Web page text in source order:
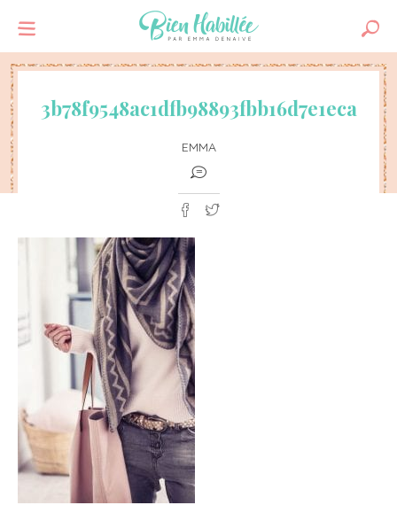
3b78f9548ac1dfb98893fbb16d7e1eca
EMMA